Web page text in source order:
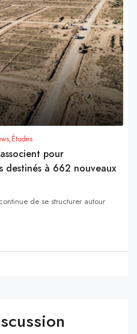
,Études
pour
destinés à 662 nouveaux
de se structurer autour